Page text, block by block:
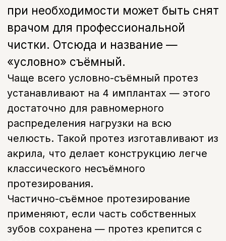
Прием (осмотр,консультация)
врача-стоматолога ортопеда
повторный
500 руб.
Протезирование зубов полными
съемными пластиночными
протезами
A23.07.002.009
Изготовление съемного протеза
из термопластического
материала
Протезирование частичными
съемными пластиночными
протезами
(Одна челюсть)
35 000 руб.